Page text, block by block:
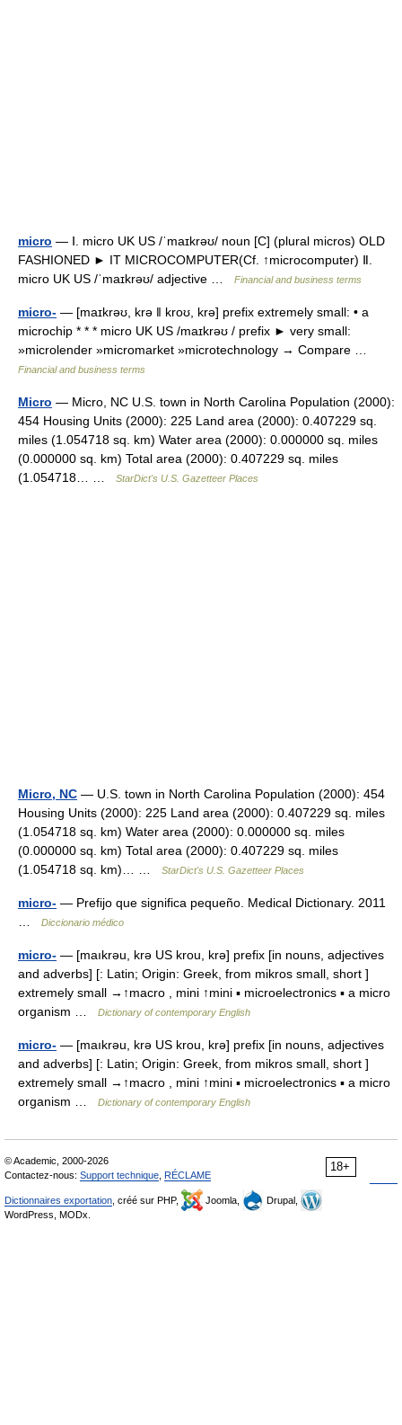
micro — Ⅰ. micro UK US /ˈmaɪkrəʊ/ noun [C] (plural micros) OLD
FASHIONED ► IT MICROCOMPUTER(Cf. ↑microcomputer) Ⅱ.
micro UK US /ˈmaɪkrəʊ/ adjective …
Financial and business terms
micro- — [maɪkrəʊ, krə ǁ kroʊ, krə] prefix extremely small: • a
microchip * * * micro UK US /maɪkrəʊ / prefix ► very small:
»microlender »micromarket »microtechnology → Compare …
Financial and business terms
Micro — Micro, NC U.S. town in North Carolina Population (2000):
454 Housing Units (2000): 225 Land area (2000): 0.407229 sq.
miles (1.054718 sq. km) Water area (2000): 0.000000 sq. miles
(0.000000 sq. km) Total area (2000): 0.407229 sq. miles
(1.054718… …
StarDict's U.S. Gazetteer Places
Micro, NC — U.S. town in North Carolina Population (2000): 454
Housing Units (2000): 225 Land area (2000): 0.407229 sq. miles
(1.054718 sq. km) Water area (2000): 0.000000 sq. miles
(0.000000 sq. km) Total area (2000): 0.407229 sq. miles
(1.054718 sq. km)… …
StarDict's U.S. Gazetteer Places
micro- — Prefijo que significa pequeño. Medical Dictionary. 2011
Diccionario médico
micro- — [maıkrəu, krə US krou, krə] prefix [in nouns, adjectives
and adverbs] [: Latin; Origin: Greek, from mikros small, short ]
extremely small →↑macro , mini ↑mini ▪ microelectronics ▪ a micro
organism …
Dictionary of contemporary English
micro- — [maıkrəu, krə US krou, krə] prefix [in nouns, adjectives
and adverbs] [: Latin; Origin: Greek, from mikros small, short ]
extremely small →↑macro , mini ↑mini ▪ microelectronics ▪ a micro
organism …
Dictionary of contemporary English
18+
© Academic, 2000-2026
Contactez-nous: Support technique RÉCLAME
Dictionnaires exportation , créé sur PHP, Joomla,
Drupal,
WordPress, MODx.